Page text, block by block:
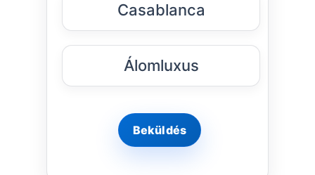
Casablanca
Álomluxus